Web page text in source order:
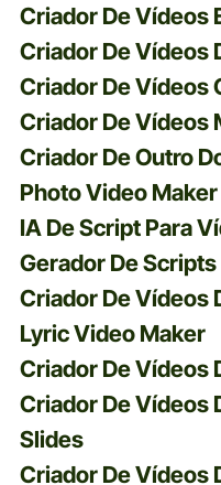
Criador De Vídeos
Criador De Vídeos
Criador De Vídeos
Criador De Vídeos
Criador De Outro
Photo Video Maker
IA De Script Para
Gerador De Scripts
Criador De Vídeos
Lyric Video Maker
Criador De Vídeos
Criador De Vídeos
Slides
Criador De Vídeos